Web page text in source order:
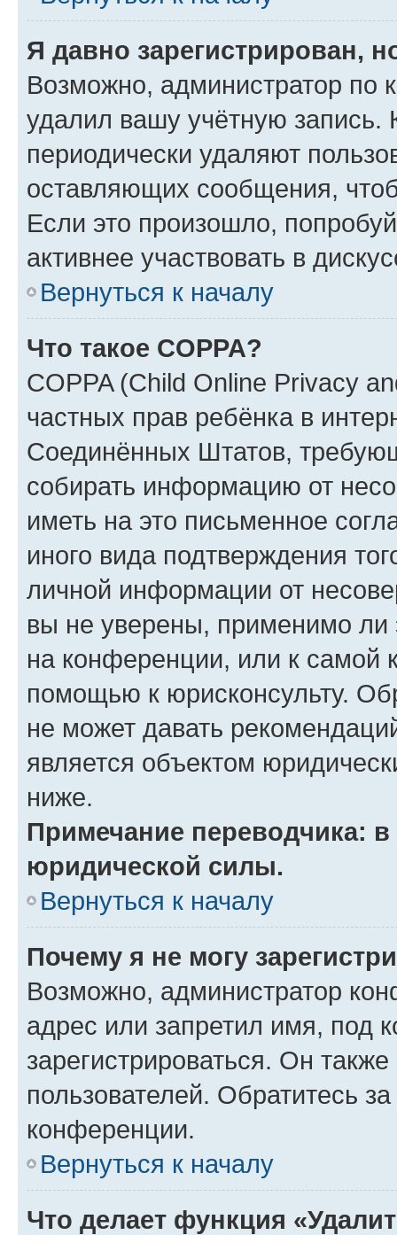
Я давно зарегистрирован,
Возможно, администратор по
удалил вашу учётную запись.
периодически удаляют
оставляющих сообщения,
Если это произошло,
активнее участвовать в
Вернуться к началу
Что такое COPPA?
COPPA (Child Online Privacy
частных прав ребёнка в
Соединённых Штатов,
собирать информацию от
иметь на это письменное
иного вида подтверждения
личной информации от
вы не уверены, применимо ли
на конференции, или к самой
помощью к юрисконсульту.
не может давать
является объектом
ниже.
Примечание переводчика:
юридической силы.
Вернуться к началу
Почему я не могу
Возможно, администратор
адрес или запретил имя, под
зарегистрироваться. Он
пользователей. Обратитесь
конференции.
Вернуться к началу
Что делает функция